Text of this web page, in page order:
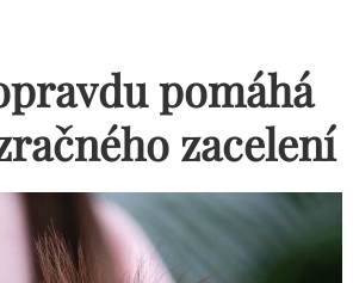
pomáhá
zacelení